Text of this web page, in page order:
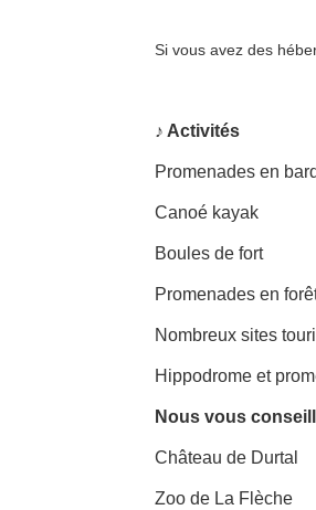
Si vous avez des
♪ Activités
Promenades en
Canoé kayak
Boules de fort
Promenades en
Nombreux sites
Hippodrome et
Nous vous
Château de Durtal
Zoo de La Flèche